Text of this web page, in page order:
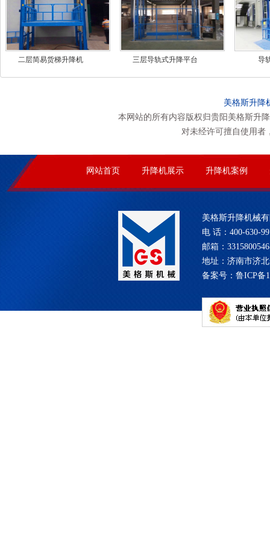
二层简易货梯升降机 三层导轨式升降平台 导
美格斯升降
本网站的所有内容版权归贵阳美格斯升
对未经许可擅自使用者
网站首页 升降机展示 升降机案例
美格斯升降机械
电 话：400-630-
邮箱：
地址：济南市济
备案号： 鲁ICP备